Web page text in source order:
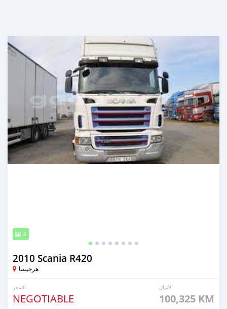
8
2010 Scania R420
هرجيسا
السعر
NEGOTIABLE
الأميال
100,325 KM